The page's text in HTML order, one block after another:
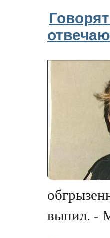
выпил. -